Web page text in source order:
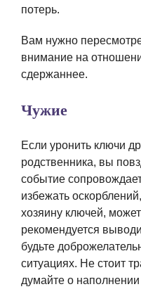
потерь.
Вам нужно
внимание на
сдержаннее.
Чужие
Если уронить ключи
родственника, вы
событие
избежать
хозяину ключей,
рекомендуется
будьте
ситуациях. Не стоит
думайте о